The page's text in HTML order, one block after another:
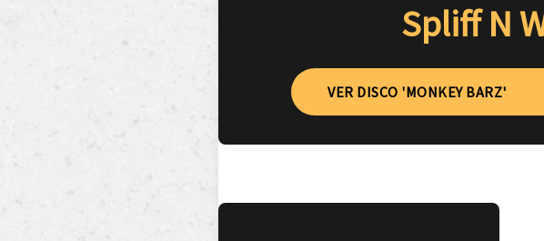
Spliff N
VER DISCO 'MONKEY BARZ'